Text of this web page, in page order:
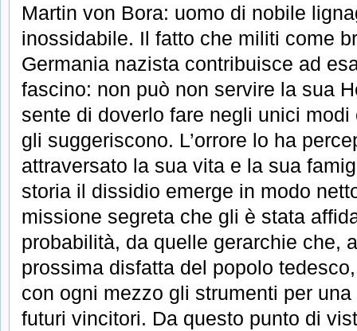
Martin von Bora: uomo di nobile
inossidabile. Il fatto che militi come
Germania nazista contribuisce ad
fascino: non può non servire la sua
sente di doverlo fare negli unici modi
gli suggeriscono. L’orrore lo ha
attraversato la sua vita e la sua
storia il dissidio emerge in modo
missione segreta che gli è stata
probabilità, da quelle gerarchie che,
prossima disfatta del popolo
con ogni mezzo gli strumenti per
futuri vincitori. Da questo punto di